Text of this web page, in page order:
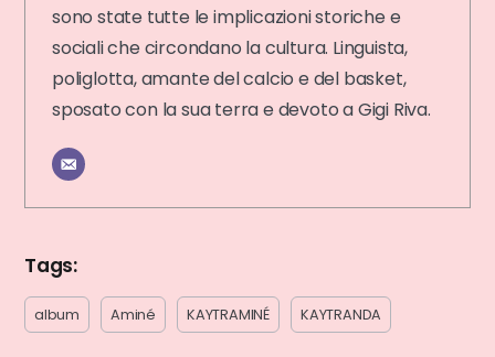
sono state tutte le implicazioni storiche e
sociali che circondano la cultura. Linguista,
poliglotta, amante del calcio e del basket,
sposato con la sua terra e devoto a Gigi Riva.
Tags:
album Aminé KAYTRAMINÉ KAYTRANDA